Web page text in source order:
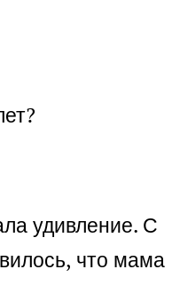
удивление. С
что мама